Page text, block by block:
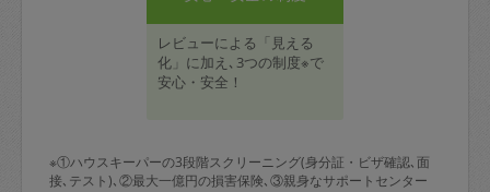
レビューによる「見える
化」に加え､3つの制度※で
安心・安全！
※①ハウスキーパーの3段階スクリーニング(身分証・ビザ確認､面
接､テスト)､②最大一億円の損害保険､③親身なサポートセンター